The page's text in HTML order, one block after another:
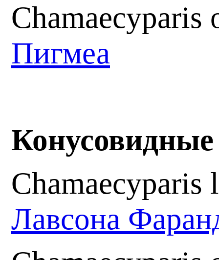
Chamaecyparis
Пигмеа
Chamaecyparis
Лавсона